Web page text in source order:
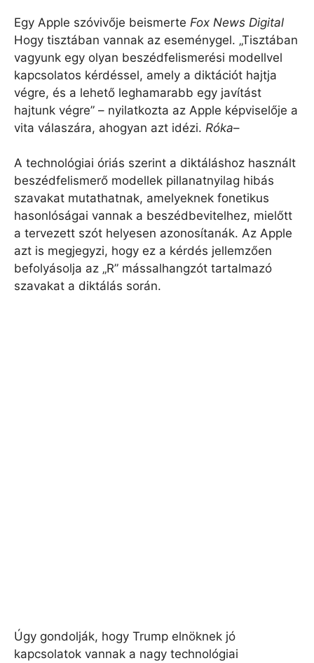
Egy Apple szóvivője beismerte Fox News Digital
Hogy tisztában vannak az eseménygel. „Tisztában
vagyunk egy olyan beszédfelismerési modellvel
kapcsolatos kérdéssel, amely a diktációt hajtja
végre, és a lehető leghamarabb egy javítást
hajtunk végre” – nyilatkozta az Apple képviselője a
vita válaszára, ahogyan azt idézi. Róka–
A technológiai óriás szerint a diktáláshoz használt
beszédfelismerő modellek pillanatnyilag hibás
szavakat mutathatnak, amelyeknek fonetikus
hasonlóságai vannak a beszédbevitelhez, mielőtt
a tervezett szót helyesen azonosítanák. Az Apple
azt is megjegyzi, hogy ez a kérdés jellemzően
befolyásolja az „R” mássalhangzót tartalmazó
szavakat a diktálás során.
Úgy gondolják, hogy Trump elnöknek jó
kapcsolatok vannak a nagy technológiai